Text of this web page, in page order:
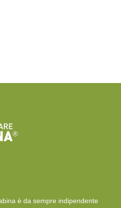
è da sempre indipendente